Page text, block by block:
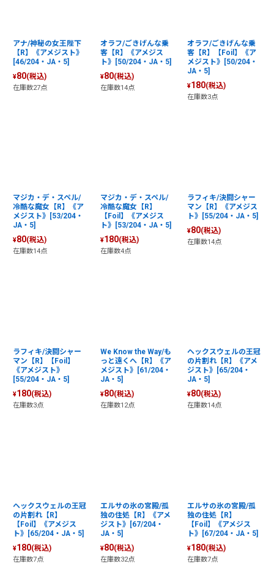
アナ/神秘の女王陛下
【R】《アメジスト》
[46/204・JA・5]
¥80(税込)
在庫数27点
オラフ/ごきげんな乗
客【R】《アメジス
ト》[50/204・JA・5]
¥80(税込)
在庫数14点
オラフ/ごきげんな乗
客【R】【Foil】《ア
メジスト》[50/204・
JA・5]
¥180(税込)
在庫数3点
マジカ・デ・スペル/
冷酷な魔女【R】《ア
メジスト》[53/204・
JA・5]
¥80(税込)
在庫数14点
マジカ・デ・スペル/
冷酷な魔女【R】
【Foil】《アメジス
ト》[53/204・JA・5]
¥180(税込)
在庫数4点
ラフィキ/決闘シャー
マン【R】《アメジス
ト》[55/204・JA・5]
¥80(税込)
在庫数14点
ラフィキ/決闘シャー
マン【R】【Foil】
《アメジスト》
[55/204・JA・5]
¥180(税込)
在庫数3点
We Know the Way/も
っと遠くへ【R】《ア
メジスト》[61/204・
JA・5]
¥80(税込)
在庫数12点
ヘックスウェルの王冠
の片割れ【R】《アメ
ジスト》[65/204・
JA・5]
¥80(税込)
在庫数14点
ヘックスウェルの王冠
の片割れ【R】
【Foil】《アメジス
ト》[65/204・JA・5]
¥180(税込)
在庫数7点
エルサの氷の宮殿/孤
独の住処【R】《アメ
ジスト》[67/204・
JA・5]
¥80(税込)
在庫数32点
エルサの氷の宮殿/孤
独の住処【R】
【Foil】《アメジス
ト》[67/204・JA・5]
¥180(税込)
在庫数7点